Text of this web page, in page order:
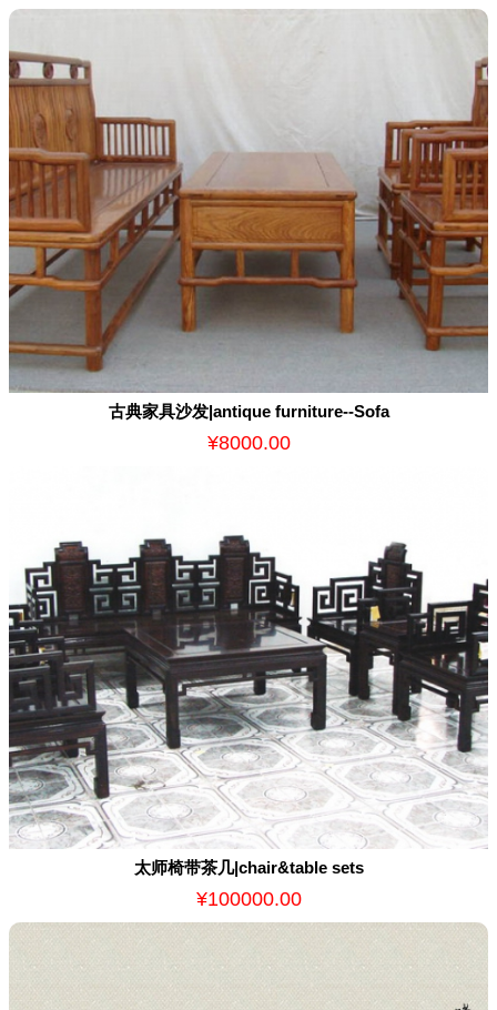
古典家具沙发|antique furniture--Sofa
¥8000.00
太师椅带茶几|chair&table sets
¥100000.00